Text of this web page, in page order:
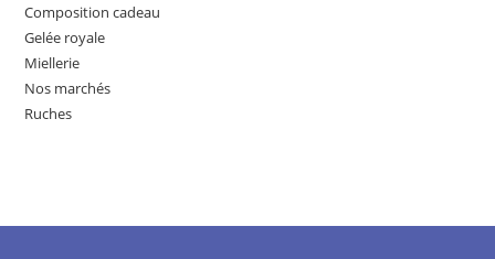
Composition cadeau
Gelée royale
Miellerie
Nos marchés
Ruches